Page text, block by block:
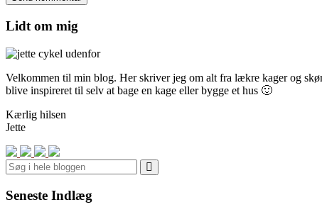
Lidt om mig
Velkommen til min blog. Her skriver jeg om alt fra lækre kager og
blive inspireret til selv at bage en kage eller bygge et hus 🙂
Kærlig hilsen
Jette
Seneste Indlæg